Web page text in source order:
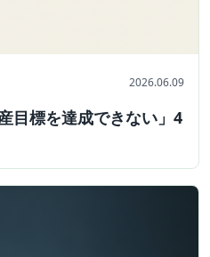
2026.06.09
目標を達成できない」4